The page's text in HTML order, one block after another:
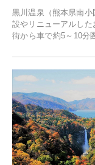
黒川温泉（熊本県南
設やリニューアルし
街から車で約5～10分
元食材にこだわった
泉の新たな楽しみとし